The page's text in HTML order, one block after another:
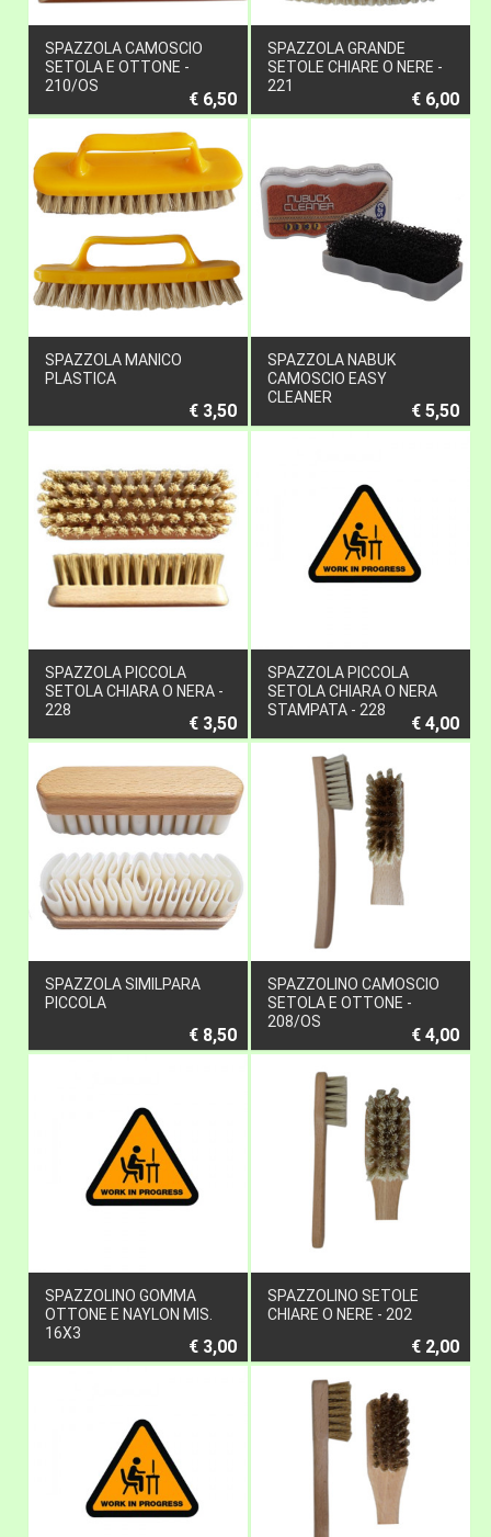
SPAZZOLA CAMOSCIO
SETOLA E OTTONE -
210/OS
€ 6,50
SPAZZOLA GRANDE
SETOLE CHIARE O NERE -
221
€ 6,00
SPAZZOLA MANICO
PLASTICA
€ 3,50
SPAZZOLA NABUK
CAMOSCIO EASY
CLEANER
€ 5,50
SPAZZOLA PICCOLA
SETOLA CHIARA O NERA -
228
€ 3,50
SPAZZOLA PICCOLA
SETOLA CHIARA O NERA
STAMPATA - 228
€ 4,00
SPAZZOLA SIMILPARA
PICCOLA
€ 8,50
SPAZZOLINO CAMOSCIO
SETOLA E OTTONE -
208/OS
€ 4,00
SPAZZOLINO GOMMA
OTTONE E NAYLON MIS.
16X3
€ 3,00
SPAZZOLINO SETOLE
CHIARE O NERE - 202
€ 2,00